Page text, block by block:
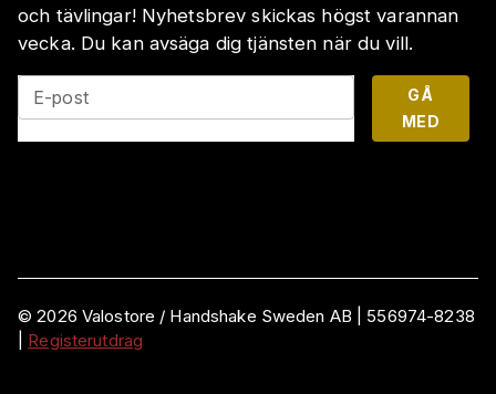
och tävlingar! Nyhetsbrev skickas högst varannan
vecka. Du kan avsäga dig tjänsten när du vill.
E-post
GÅ
MED
©2026 Valostore / Handshake Sweden AB
556974-8238
Registerutdrag